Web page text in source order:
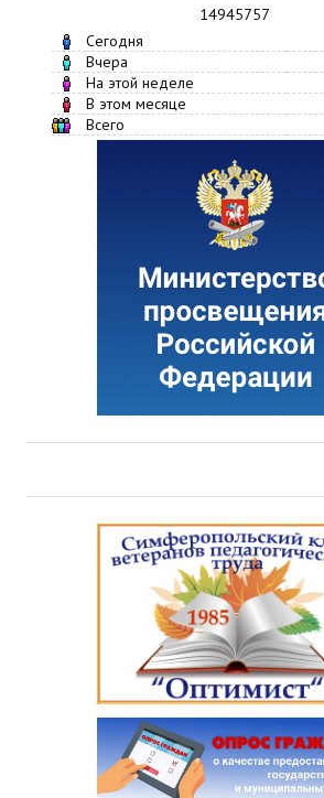
14945757
Сегодня
Вчера
На этой неделе
В этом месяце
Всего